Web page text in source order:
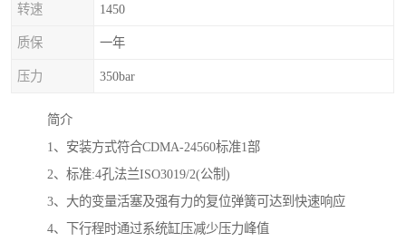
转速 1450
质保 一年
压力 350bar
简介
1、安装方式符合CDMA-24560标准1部
2、标准:4孔法兰ISO3019/2(公制)
3、大的变量活塞及强有力的复位弹簧可达到快速响应
4、下行程时通过系统缸压减少压力峰值